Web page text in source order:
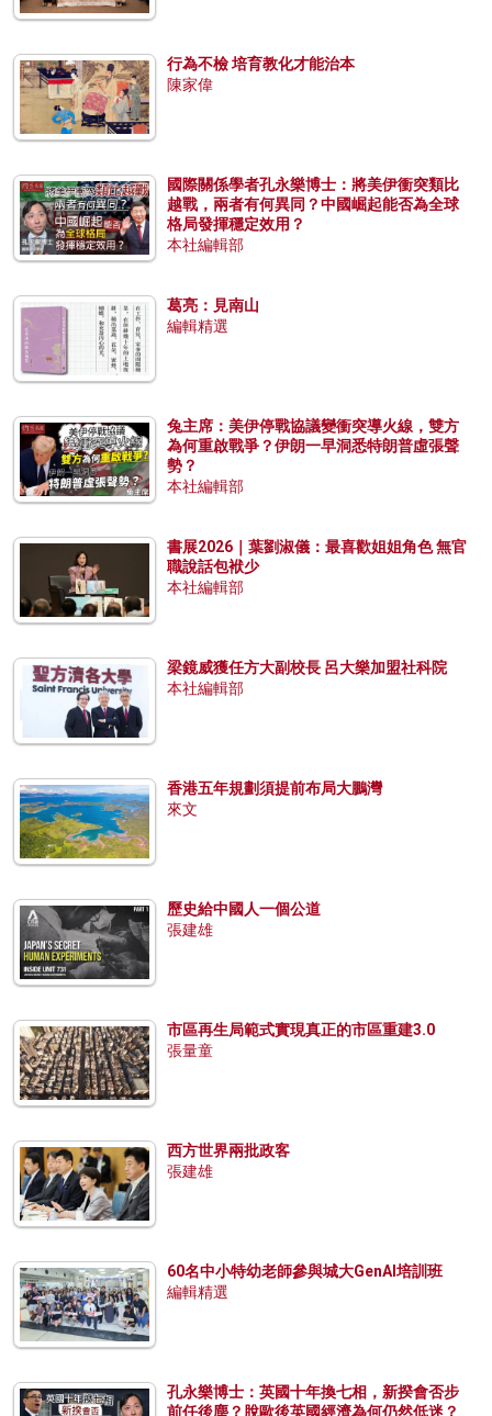
行為不檢 培育教化才能治本
陳家偉
國際關係學者孔永樂博士：將美伊衝突類比
越戰，兩者有何異同？中國崛起能否為全球
格局發揮穩定效用？
本社編輯部
葛亮：見南山
編輯精選
兔主席：美伊停戰協議變衝突導火線，雙方
為何重啟戰爭？伊朗一早洞悉特朗普虛張聲
勢？
本社編輯部
書展2026｜葉劉淑儀：最喜歡姐姐角色 無官
職說話包袱少
本社編輯部
梁鏡威獲任方大副校長 呂大樂加盟社科院
本社編輯部
香港五年規劃須提前布局大鵬灣
來文
歷史給中國人一個公道
張建雄
市區再生局範式實現真正的市區重建3.0
張量童
西方世界兩批政客
張建雄
60名中小特幼老師參與城大GenAI培訓班
編輯精選
孔永樂博士：英國十年換七相，新揆會否步
前任後塵？脫歐後英國經濟為何仍然低迷？